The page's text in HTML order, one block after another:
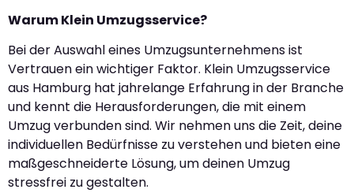
Warum Klein Umzugsservice?
Bei der Auswahl eines Umzugsunternehmens ist
Vertrauen ein wichtiger Faktor. Klein Umzugsservice
aus Hamburg hat jahrelange Erfahrung in der Branche
und kennt die Herausforderungen, die mit einem
Umzug verbunden sind. Wir nehmen uns die Zeit, deine
individuellen Bedürfnisse zu verstehen und bieten eine
maßgeschneiderte Lösung, um deinen Umzug
stressfrei zu gestalten.